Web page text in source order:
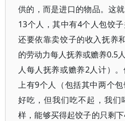
供的，而是进口的物品。这
13个人，其中有4个人包饺
还要依靠卖饺子的收入抚养
的劳动力每人抚养或赡养0.5
人每人抚养或赡养2人计）
上有9个人（包括其中两个
好吃，但我们吃不起，我们
样，能够买得起饺子的只剩